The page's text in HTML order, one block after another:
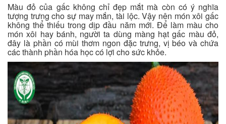
Màu đỏ của gấc không chỉ đẹp mắt mà còn có ý nghĩa
tượng trưng cho sự may mắn, tài lộc. Vậy nên món xôi gấc
không thể thiếu trong dịp đầu năm mới. Để làm màu cho
món xôi hay bánh, người ta dùng màng hạt gấc màu đỏ,
đây là phần có mùi thơm ngon đặc trưng, vị béo và chứa
các thành phần hóa học có lợi cho sức khỏe.